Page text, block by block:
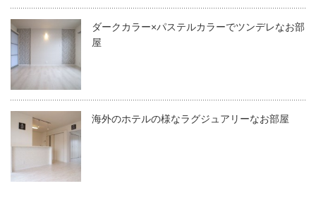
ダークカラー×パステルカラーでツンデレなお部
屋
海外のホテルの様なラグジュアリーなお部屋